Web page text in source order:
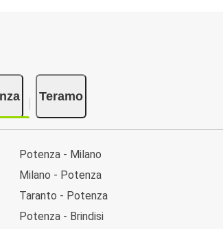
Teramo
Potenza - Milano
Milano - Potenza
Taranto - Potenza
Potenza - Brindisi